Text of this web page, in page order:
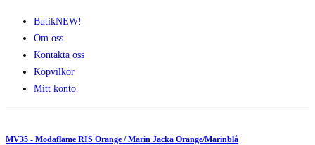
ButikNEW!
Om oss
Kontakta oss
Köpvilkor
Mitt konto
MV35 - Modaflame RIS Orange / Marin Jacka Orange/Marinblå